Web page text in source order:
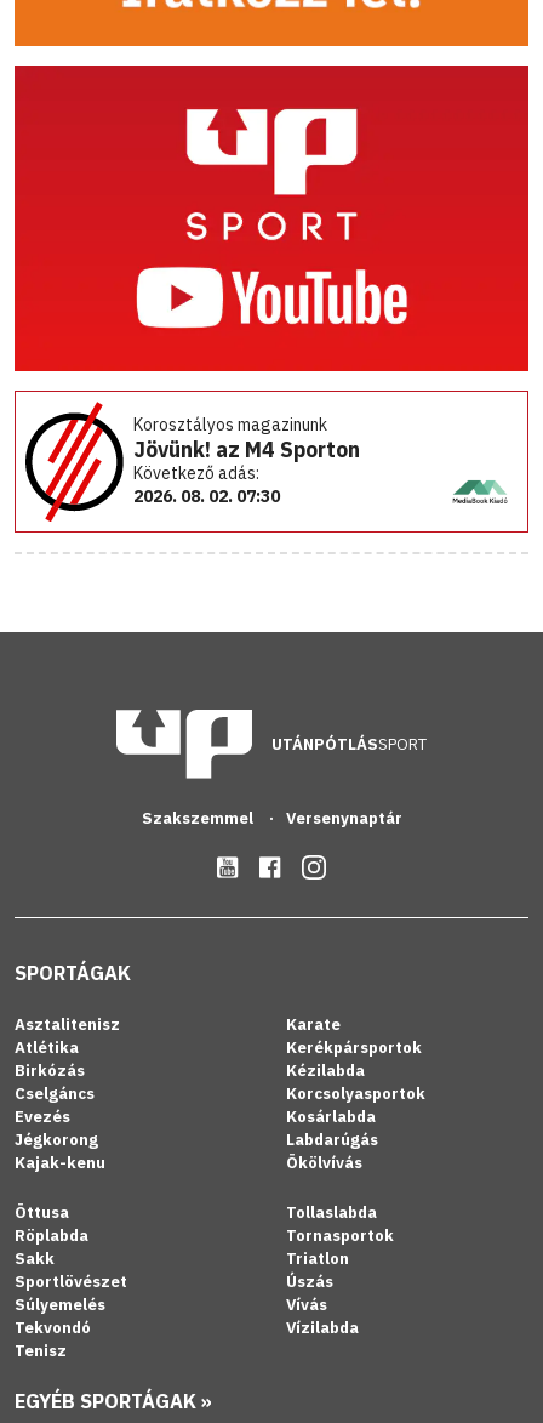
Korosztályos magazinunk
Jövünk! az M4 Sporton
Következő adás:
2026. 08. 02. 07:30
UTÁNPÓTLÁSSPORT
Szakszemmel Versenynaptár
SPORTÁGAK
Asztalitenisz
Atlétika
Birkózás
Cselgáncs
Evezés
Jégkorong
Kajak-kenu
Karate
Kerékpársportok
Kézilabda
Korcsolyasportok
Kosárlabda
Labdarúgás
Ökölvívás
Öttusa
Röplabda
Sakk
Sportlövészet
Súlyemelés
Tekvondó
Tenisz
Tollaslabda
Tornasportok
Triatlon
Úszás
Vívás
Vízilabda
EGYÉB SPORTÁGAK »